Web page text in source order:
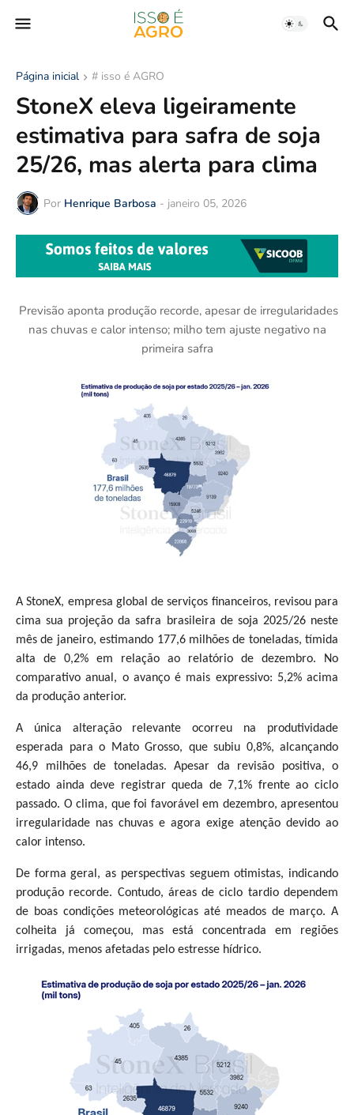
Página inicial # isso é AGRO
StoneX eleva ligeiramente
estimativa para safra de soja
25/26, mas alerta para clima
Por Henrique Barbosa - janeiro 05, 2026
Previsão aponta produção recorde, apesar de irregularidades
nas chuvas e calor intenso; milho tem ajuste negativo na
primeira safra
A StoneX, empresa global de serviços financeiros, revisou para
cima sua projeção da safra brasileira de soja 2025/26 neste
mês de janeiro, estimando 177,6 milhões de toneladas, tímida
alta de 0,2% em relação ao relatório de dezembro. No
comparativo anual, o avanço é mais expressivo: 5,2% acima
da produção anterior.
A única alteração relevante ocorreu na produtividade
esperada para o Mato Grosso, que subiu 0,8%, alcançando
46,9 milhões de toneladas. Apesar da revisão positiva, o
estado ainda deve registrar queda de 7,1% frente ao ciclo
passado. O clima, que foi favorável em dezembro, apresentou
irregularidade nas chuvas e agora exige atenção devido ao
calor intenso.
De forma geral, as perspectivas seguem otimistas, indicando
produção recorde. Contudo, áreas de ciclo tardio dependem
de boas condições meteorológicas até meados de março. A
colheita já começou, mas está concentrada em regiões
irrigadas, menos afetadas pelo estresse hídrico.